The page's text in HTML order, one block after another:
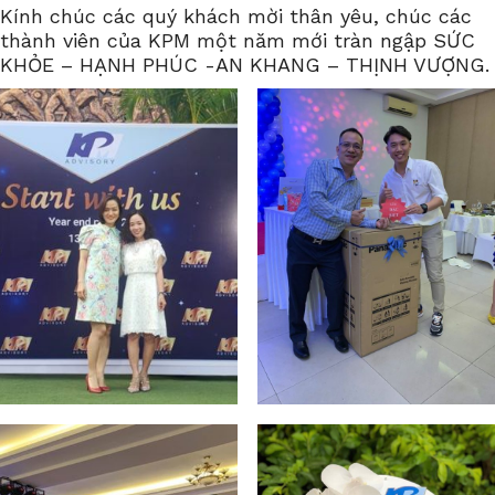
Kính chúc các quý khách mời thân yêu, chúc các
thành viên của KPM một năm mới tràn ngập SỨC
KHỎE – HẠNH PHÚC -AN KHANG – THỊNH VƯỢNG.